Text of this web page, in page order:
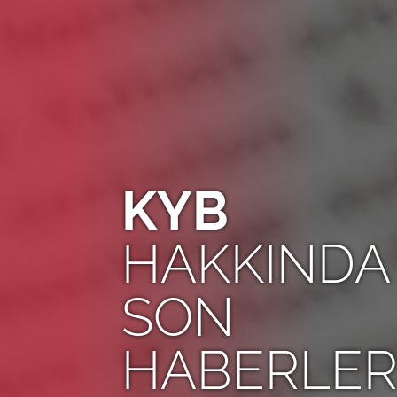
KYB
HAKKINDA
SON
HABERLER